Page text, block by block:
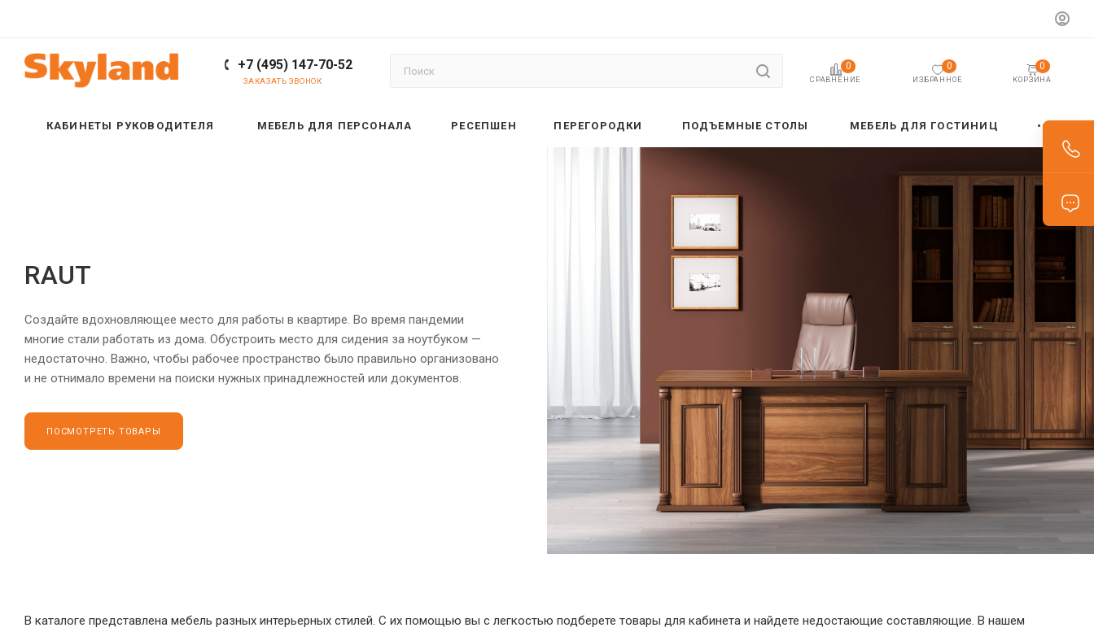
+7 (495) 147-70-52
ЗАКАЗАТЬ ЗВОНОК СРАВНЕНИЕ
0
ИЗБРАННОЕ
0
КОРЗИНА
0
КАБИНЕТЫ РУКОВОДИТЕЛЯ МЕБЕЛЬ ДЛЯ ПЕРСОНАЛА РЕСЕПШЕН ПЕРЕГОРОДКИ ПОДЪЕМНЫЕ СТОЛЫ МЕБЕЛЬ ДЛЯ ГОСТИНИЦ
RAUT
Создайте вдохновляющее место для работы в квартире. Во время пандемии
многие стали работать из дома. Обустроить место для сидения за ноутбуком —
недостаточно. Важно, чтобы рабочее пространство было правильно организовано
и не отнимало времени на поиски нужных принадлежностей или документов.
ПОСМОТРЕТЬ ТОВАРЫ
В каталоге представлена мебель разных интерьерных стилей. С их помощью вы с легкостью подберете товары для кабинета и найдете недостающие составляющие. В нашем